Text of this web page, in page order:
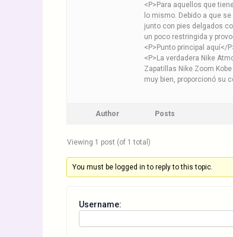
<P>Para aquellos que
lo mismo. Debido a que
junto con pies delgados
un poco restringida y
<P>Punto principal aquí</
<P>La verdadera Nike
Zapatillas Nike Zoom
muy bien, proporcionó su
Author Posts
Viewing 1 post (of 1 total)
You must be logged in to reply to this topic.
Username: